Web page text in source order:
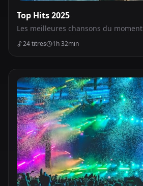
Top Hits 2025
Les meilleures chansons du moment
24titres 1h 32min